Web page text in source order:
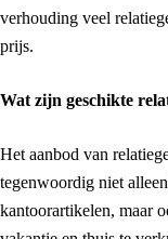
verhouding veel
prijs.
Wat zijn geschikte
Het aanbod van
tegenwoordig niet
kantoorartikelen, maar